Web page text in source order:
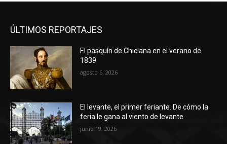
ÚLTIMOS REPORTAJES
El pasquín de Chiclana en el verano de
1839
agosto 6, 2026
El levante, el primer feriante. De cómo la
feria le gana al viento de levante
junio 19, 2026